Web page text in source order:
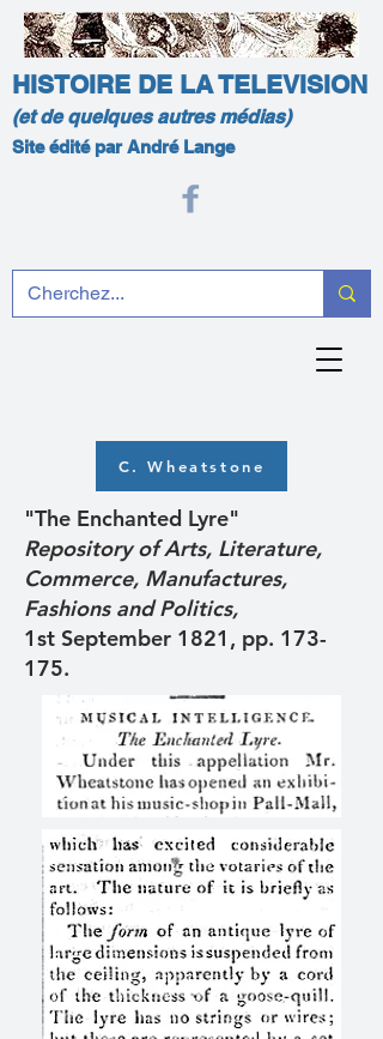
HISTOIRE DE LA TELEVISION
(et de quelques autres médias)
Site édité par André Lange
C. Wheatstone
"The Enchanted Lyre"
Repository of Arts, Literature,
Commerce, Manufactures,
Fashions and Politics,
1st September 1821, pp. 173-
175.